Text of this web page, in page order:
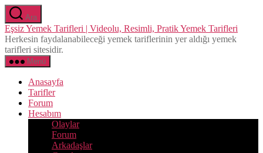
İçeriğe
atla
Ara
Eşsiz Yemek Tarifleri | Videolu, Resimli, Pratik Yemek Tarifleri
Herkesin faydalanabileceği yemek tariflerinin yer aldığı yemek
tarifleri sitesidir.
Menü
Anasayfa
Tarifler
Forum
Hesabım
Olaylar
Forum
Arkadaşlar